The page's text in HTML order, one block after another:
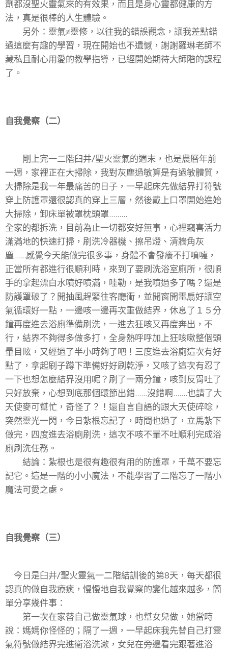
劑都沒聖火靈氣來的有效果，而且是身心靈都健康的方
法，真是很棒的人生體驗。
另外：靈氣≠靈修，以往我的錯誤觀念，讓我差點錯
過這麼有趣的學習，現在開始也不遺憾，謝謝羅琳老師不
藏私且耐心用愛的教學指導，已經開始期待大師階的課程
了。
自我覺察（二）
剛上完一二階臼井/聖火靈氣的週末，也是農曆年前
一週，家裡正在大掃除，我對灰塵過敏算是有過敏體質，
大掃除是我一年最痛苦的日子，一早起床先做結界打符號
穿上防護罩還很認真的穿上三層，然後戴上口罩開始進始
大掃除，卸床單被罩枕頭罩.........
全家的都拆洗，目前為止一切都安好無事，心裡竊喜活力
滿滿地的快速打掃，刷洗冷器機、擦吊燈、清牆角灰
塵......感覺今天能做完很多事，身體不會發癢不打噴嚏，
正當所有都進行很順利時，來到了要刷洗浴室廁所，很順
手的拿起漂白水噴好噴滿，哇勒，是我噴過多了嗎？還是
防護罩破了？開抽風趕緊往客廳衝，並開窗開電扇好讓空
氣循環好一點，一邊咳一邊再次重做結界，休息了１５分
鐘再度進去浴廁準備刷洗，一進去狂咳又再度奔出，不
行，結界不夠得多做多打，全身熱呼呼加上狂咳嗽整個頭
暈目眩，又經過了半小時夠了吧！三度進去浴廁這次有好
點了，拿起刷子蹲下準備好好刷乾淨，又咳了這次有忍了
一下也想怎麼結界沒用呢？刷了一兩分鐘，咳到反胃吐了
只好放棄，心想到底那個環節出錯......沒錯啊.......也請了大
天使麥可幫忙，奇怪了？！還自言自語的跟大天使碎唸，
突然靈光一閃，今日紮根忘記了，時間也過了，立馬紮下
做完，四度進去浴廁刷洗，這次不咳不暈不吐順利完成浴
廁刷洗任務。
結論：紮根也是很有趣很有用的防護罩，千萬不要忘
記它。這是一階的小小魔法，不能學習了二階忘了一階小
魔法可愛之處。
自我覺察（三）
今日是臼井/聖火靈氣一二階結訓後的第8天，每天都很
認真的做自我療癒，慢慢地自我覺察的變化越來越多，簡
單分享幾件事：
第一次在家替自己做靈氣球，也幫女兒做，她當時
說：媽媽你怪怪的；隔了一週，一早起床我先替自己打靈
氣符號做結界完進衛浴洗漱，女兒在旁邊看完跟著進浴